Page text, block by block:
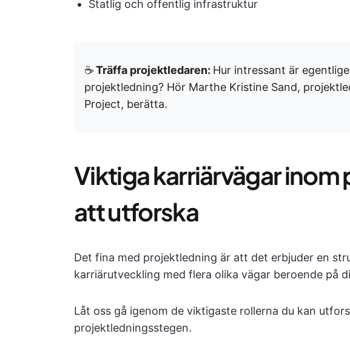
Statlig och offentlig infrastruktur
☕️Träffa projektledaren: Hur intressant är
projektledning? Hör Marthe Kristine Sand,
Project, berätta.
Viktiga karriärvägar
att utforska
Det fina med projektledning är att det erbjuder en
karriärutveckling med flera olika vägar beroende på
Låt oss gå igenom de viktigaste rollerna du kan
projektledningsstegen.